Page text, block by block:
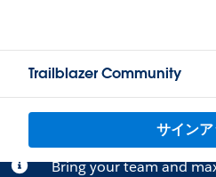
Trailblazer Community
サイン
Bring your team and